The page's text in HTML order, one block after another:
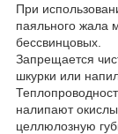
При
паяльного жала
бессвинцовых.
Запрещается
шкурки или
налипают
целлюлозную